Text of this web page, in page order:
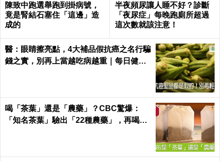
陳致中跑選舉跑到掛病號，
竟是腎結石塞住「這邊」造
成的
半夜頻尿讓人睡不好？診斷
「夜尿症」每晚跑廁所超過
這次數就該注意！
醫：眼睛擦亮點，4大補品假抗癌之名行騙
錢之實，別再上當越吃病越重｜每日健康
喝「茶葉」還是「農藥」？CBC驚爆：
「知名茶葉」驗出「22種農藥」，再喝癌